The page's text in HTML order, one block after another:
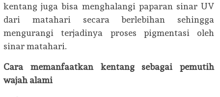
kentang juga bisa menghalangi paparan sinar UV
dari matahari secara berlebihan sehingga
mengurangi terjadinya proses pigmentasi oleh
sinar matahari.
Cara memanfaatkan kentang sebagai pemutih
wajah alami